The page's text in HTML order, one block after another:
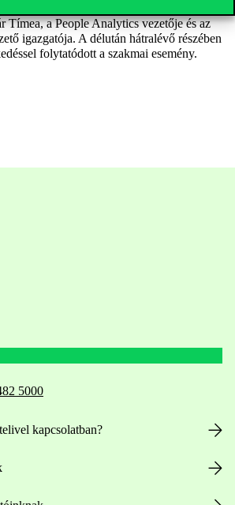
Tímea, a People Analytics vezetője és az
igazgatója. A délután hátralévő részében
folytatódott a szakmai esemény.
5000
kapcsolatban?